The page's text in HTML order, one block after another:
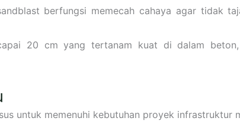
berfungsi memecah cahaya agar tidak
20 cm yang tertanam kuat di dalam
untuk memenuhi kebutuhan proyek infrastruktur